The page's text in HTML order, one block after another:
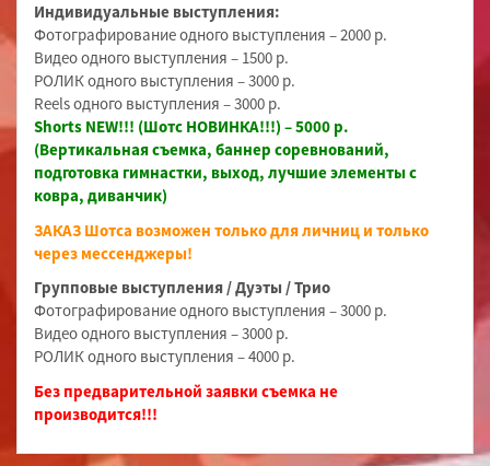
Индивидуальные выступления:
Фотографирование одного выступления – 2000 р.
Видео одного выступления – 1500 р.
РОЛИК одного выступления – 3000 р.
Reels одного выступления – 3000 р.
Shorts NEW!!! (Шотс НОВИНКА!!!) – 5000 р.
(Вертикальная съемка, баннер соревнований,
подготовка гимнастки, выход, лучшие элементы с
ковра, диванчик)
ЗАКАЗ Шотса возможен только для личниц и только
через мессенджеры!
Групповые выступления / Дуэты / Трио
Фотографирование одного выступления – 3000 р.
Видео одного выступления – 3000 р.
РОЛИК одного выступления – 4000 р.
Без предварительной заявки съемка не
производится!!!